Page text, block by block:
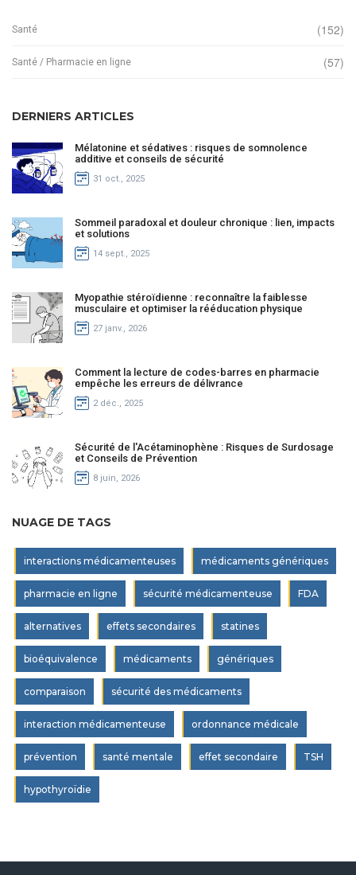
Santé (152)
Santé / Pharmacie en ligne (57)
DERNIERS ARTICLES
Mélatonine et sédatives : risques de somnolence
additive et conseils de sécurité
31 oct., 2025
Sommeil paradoxal et douleur chronique : lien, impacts
et solutions
14 sept., 2025
Myopathie stéroïdienne : reconnaître la faiblesse
musculaire et optimiser la rééducation physique
27 janv., 2026
Comment la lecture de codes-barres en pharmacie
empêche les erreurs de délivrance
2 déc., 2025
Sécurité de l'Acétaminophène : Risques de Surdosage
et Conseils de Prévention
8 juin, 2026
NUAGE DE TAGS
interactions médicamenteuses médicaments génériques
pharmacie en ligne sécurité médicamenteuse FDA
alternatives effets secondaires statines
bioéquivalence médicaments génériques
comparaison sécurité des médicaments
interaction médicamenteuse ordonnance médicale
prévention santé mentale effet secondaire TSH
hypothyroïdie